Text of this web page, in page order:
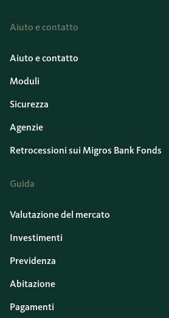
Aiuto e contatto
Aiuto e contatto
Moduli
Sicurezza
Agenzie
Retrocessioni sui Migros Bank Fonds
Guida
Valutazione del mercato
Investimenti
Previdenza
Abitazione
Pagamenti